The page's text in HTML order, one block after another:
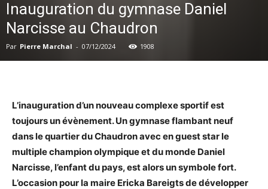
Inauguration du gymnase Daniel
Narcisse au Chaudron
Par Pierre Marchal - 07/12/2024 1908
L’inauguration d’un nouveau complexe sportif est
toujours un évènement. Un gymnase flambant neuf
dans le quartier du Chaudron avec en guest star le
multiple champion olympique et du monde Daniel
Narcisse, l’enfant du pays, est alors un symbole fort.
L’occasion pour la maire Ericka Bareigts de développer